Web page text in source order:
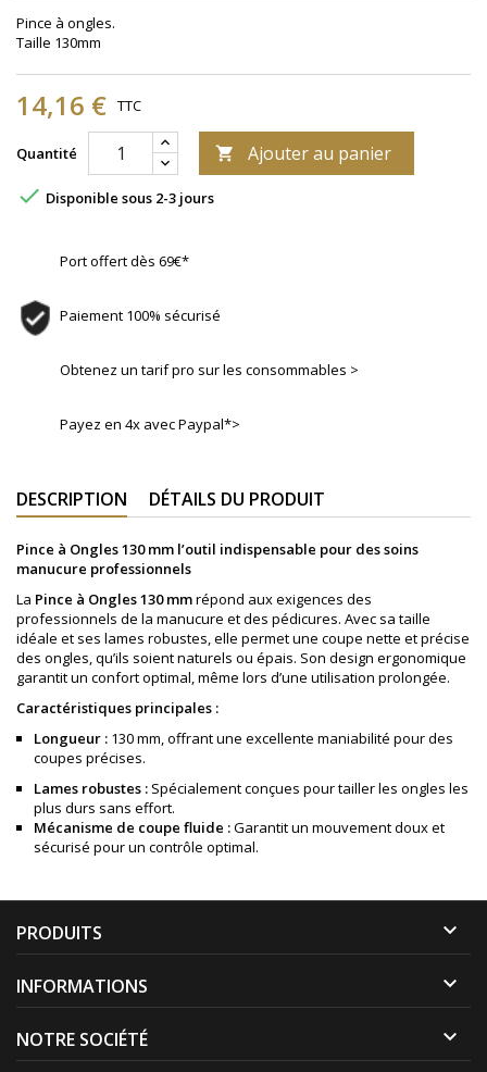
Pince à ongles.
Taille 130mm
14,16 € TTC
Quantité  Ajouter au panier
 Disponible sous 2-3 jours
Port offert dès 69€*
Paiement 100% sécurisé
Obtenez un tarif pro sur les consommables >
Payez en 4x avec Paypal*>
DESCRIPTION DÉTAILS DU PRODUIT
Pince à Ongles 130 mm l’outil indispensable pour des soins
manucure professionnels
La Pince à Ongles 130 mmrépond aux exigences des
professionnels de la manucure et des pédicures. Avec sa taille
idéale et ses lames robustes, elle permet une coupe nette et précise
des ongles, qu’ils soient naturels ou épais. Son design ergonomique
garantit un confort optimal, même lors d’une utilisation prolongée.
Caractéristiques principales :
Longueur : 130 mm, offrant une excellente maniabilité pour des
coupes précises.
Lames robustes : Spécialement conçues pour tailler les ongles les
plus durs sans effort.
Mécanisme de coupe fluide :Garantit un mouvement doux et
sécurisé pour un contrôle optimal.
PRODUITS 
INFORMATIONS 
NOTRE SOCIÉTÉ 